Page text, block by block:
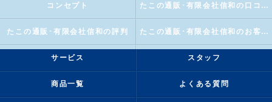
コンセプト たこの通販･有限会社信和の口コミ情報
たこの通販･有限会社信和の評判 たこの通販･有限会社信和のお客様の声
サービス スタッフ
商品一覧 よくある質問